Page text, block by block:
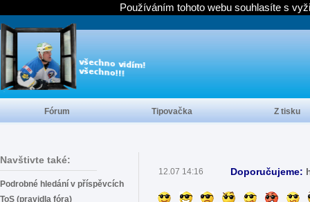
Navštivte také:
Podrobné hledání v příspěvcích
ToS (pravidla fóra)
12.07 14:16 Doporučujeme:
Fórum Tipovačka Z tisku
Používáním tohoto webu souhlasíte s